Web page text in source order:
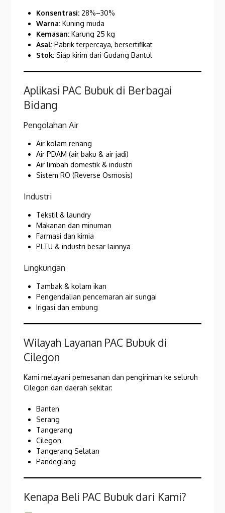
Konsentrasi: 28%–30%
Warna: Kuning muda
Kemasan: Karung 25 kg
Asal: Pabrik terpercaya, bersertifikat
Stok: Siap kirim dari Gudang Bantul
Aplikasi PAC Bubuk di Berbagai
Bidang
Pengolahan Air
Air kolam renang
Air PDAM (air baku & air jadi)
Air limbah domestik & industri
Sistem RO (Reverse Osmosis)
Industri
Tekstil & laundry
Makanan dan minuman
Farmasi dan kimia
PLTU & industri besar lainnya
Lingkungan
Tambak & kolam ikan
Pengendalian pencemaran air sungai
Irigasi dan embung
Wilayah Layanan PAC Bubuk di
Cilegon
Kami melayani pemesanan dan pengiriman ke seluruh
Cilegon dan daerah sekitar:
Banten
Serang
Tangerang
Cilegon
Tangerang Selatan
Pandeglang
Kenapa Beli PAC Bubuk dari Kami?